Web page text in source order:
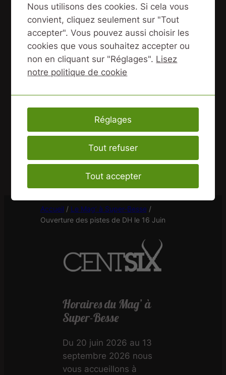
de DH ! Et pour connaître toutes les
informations sur nos locations de VTT ,
rendez vous sur la page de
nos locations
estivales à Super-Besse
Précédente :Les nouvelles
board centsix a découvrir au
shop centsixsnowscoot
Suivante :Ouverture du shop
Centsix et des pistes de DH
Accueil / Le Mag’ à Super-Besse/
Ouverture des pistes de DH le 16 Juin
Horaires du Mag’ à
Super-Besse
Du 20 juin 2026 au 13
septembre 2026 nous
vous accueillons à
Nous utilisons des cookies. Si cela vous
convient, cliquez seulement sur "Tout
accepter". Vous pouvez aussi choisir les
cookies que vous souhaitez accepter ou
non en cliquant sur "Réglages". Lisez
notre politique de cookie
Réglages
Tout refuser
Tout accepter